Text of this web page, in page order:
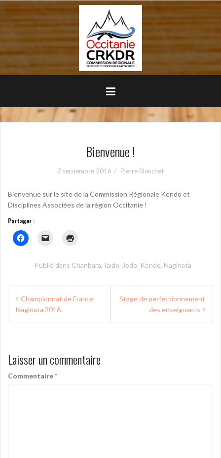
Bienvenue !
2 septembre 2016 Pierre Blanchet
Bienvenue sur le site de la Commission Régionale Kendo et
Disciplines Associées de la région Occitanie !
Partager :
Publié dans Chanbara, Iaïdo, Jodo, Kendo, Naginata
Navigation
deChampionnat de France
Naginata 2016
Stage de perfectionnement
des enseignants
Laisser un commentaire
Commentaire*